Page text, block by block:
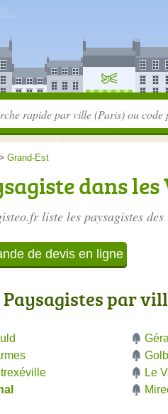
Grand-Est
dans les
liste les paysagistes des
de devis en ligne
Paysagistes par
Le